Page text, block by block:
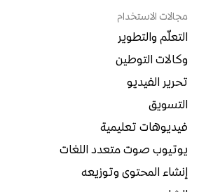
مجالات الاستخدام
التعلّم والتطوير
وكالات التوطين
تحرير الفيديو
التسويق
فيديوهات تعليمية
يوتيوب صوت متعدد اللغات
إنشاء المحتوى وتوزيعه